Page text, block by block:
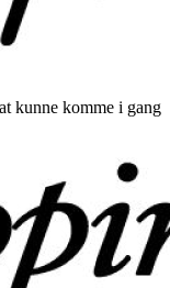
kunne komme i gang